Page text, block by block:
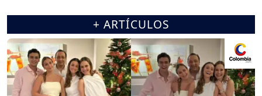
+ ARTÍCULOS